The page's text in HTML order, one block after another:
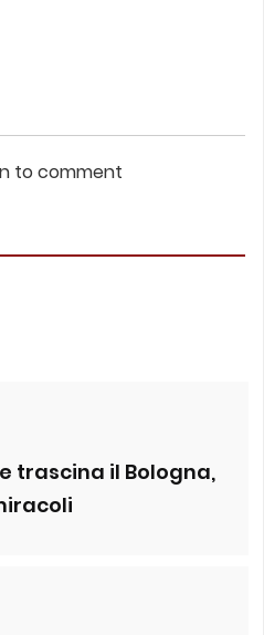
to comment
trascina il Bologna,